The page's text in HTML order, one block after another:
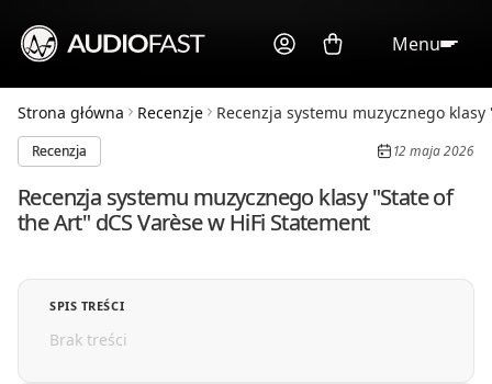
Menu
Strona główna Recenzje Recenzja systemu muzycznego klasy
SPIS TREŚCI
Brak treści
Recenzja 12 maja 2026
Recenzja systemu muzycznego klasy "State of
the Art" dCS Varèse w HiFi Statement